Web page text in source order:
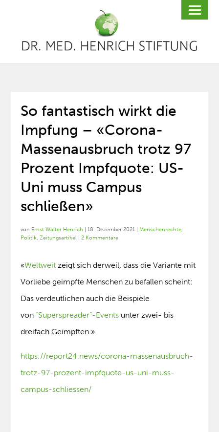
So fantastisch wirkt die
Impfung – «Corona-
Massenausbruch trotz 97
Prozent Impfquote: US-
Uni muss Campus
schließen»
von Ernst Walter Henrich |18. Dezember 2021 Menschenrechte,
Politik,Zeitungsartikel |2 Kommentare
«Weltweit zeigt sich derweil, dass die Variante mit
Vorliebe geimpfte Menschen zu befallen scheint:
Das verdeutlichen auch die Beispiele
von “Superspreader”-Events unter zwei- bis
dreifach Geimpften.»
https://report24.news/corona-massenausbruch-
trotz-97-prozent-impfquote-us-uni-muss-
campus-schliessen/